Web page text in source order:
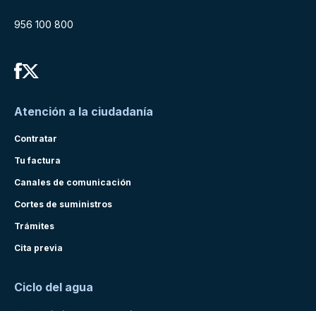
956 100 800
Atención a la ciudadanía
Contratar
Tu factura
Canales de comunicación
Cortes de suministros
Trámites
Cita previa
Ciclo del agua